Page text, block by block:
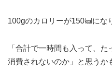
100gのカロリーが150㎉にな
「合計で一時間も入って、
消費されないのか」と思うか